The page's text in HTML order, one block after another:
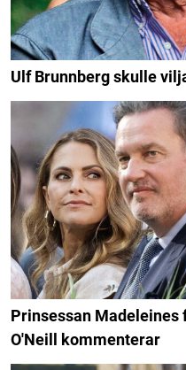
Ulf Brunnberg skulle
Prinsessan Madeleines
O'Neill kommenterar